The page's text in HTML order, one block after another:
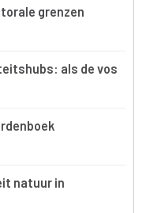
grenzen
als de vos
natuur in